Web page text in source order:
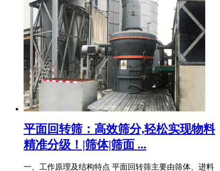
平面回转筛：高效筛分,轻松实现物料
精准分级！|筛体|筛面 ...
一、工作原理及结构特点 平面回转筛主要由筛体、进料